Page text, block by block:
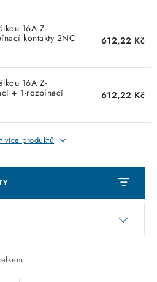
dle výrobců
podmínky
Moje objednávka
16A Z-
kontakty 2NC
612,22 Kč
16A Z-
+ 1-rozpínací
276298
612,22 Kč
více produktů